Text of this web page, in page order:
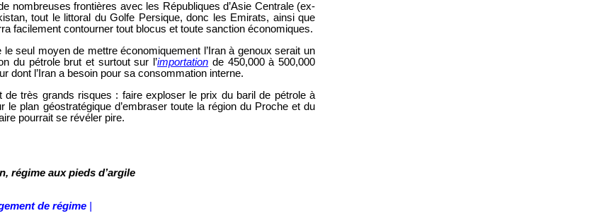
nombreuses frontières avec les Républiques d’Asie Centrale (ex-
tout le littoral du Golfe Persique, donc les Emirats, ainsi que
facilement contourner tout blocus et toute sanction économiques.
le seul moyen de mettre économiquement l’Iran à genoux serait un
du pétrole brut et surtout sur l’importation de 450,000 à 500,000
dont l’Iran a besoin pour sa consommation interne.
de très grands risques : faire exploser le prix du baril de pétrole à
le plan géostratégique d’embraser toute la région du Proche et du
pourrait se révéler pire.
régime aux pieds d’argile
de régime